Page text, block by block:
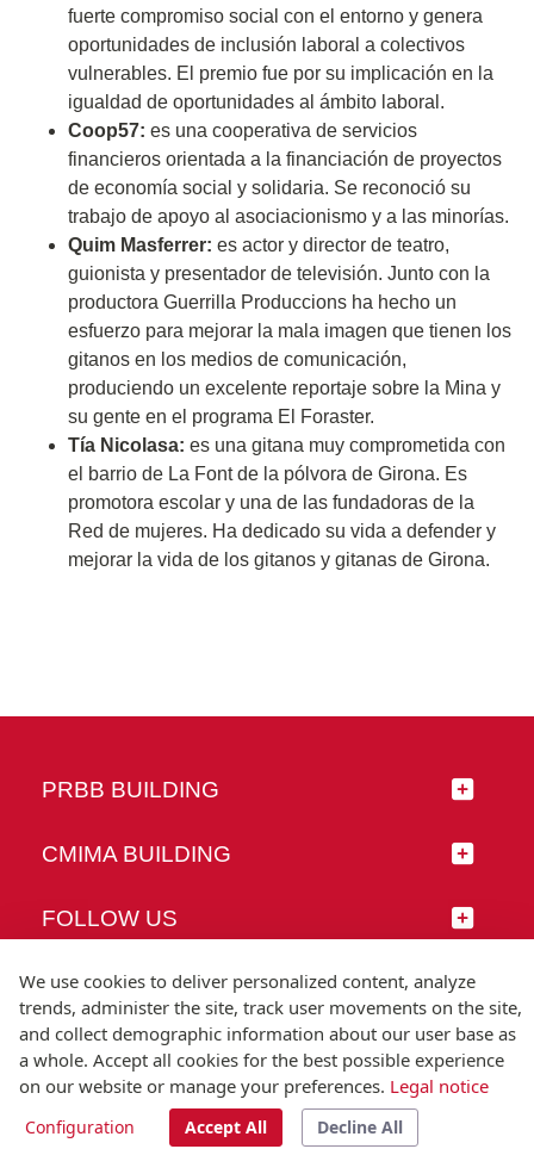
fuerte compromiso social con el entorno y genera
oportunidades de inclusión laboral a colectivos
vulnerables. El premio fue por su implicación en la
igualdad de oportunidades al ámbito laboral.
Coop57: es una cooperativa de servicios
financieros orientada a la financiación de proyectos
de economía social y solidaria. Se reconoció su
trabajo de apoyo al asociacionismo y a las minorías.
Quim Masferrer: es actor y director de teatro,
guionista y presentador de televisión. Junto con la
productora Guerrilla Produccions ha hecho un
esfuerzo para mejorar la mala imagen que tienen los
gitanos en los medios de comunicación,
produciendo un excelente reportaje sobre la Mina y
su gente en el programa El Foraster.
Tía Nicolasa: es una gitana muy comprometida con
el barrio de La Font de la pólvora de Girona. Es
promotora escolar y una de las fundadoras de la
Red de mujeres. Ha dedicado su vida a defender y
mejorar la vida de los gitanos y gitanas de Girona.
PRBB BUILDING
CMIMA BUILDING
FOLLOW US
© Universitat Pompeu Fabra
T.(+34) 93 542 20 00
We use cookies to deliver personalized content, analyze
trends, administer the site, track user movements on the site,
and collect demographic information about our user base as
a whole. Accept all cookies for the best possible experience
on our website or manage your preferences. Legal notice
Configuration Accept All Decline All